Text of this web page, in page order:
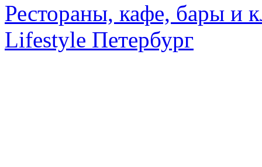
Рестораны, кафе, бары и
Lifestyle Петербург